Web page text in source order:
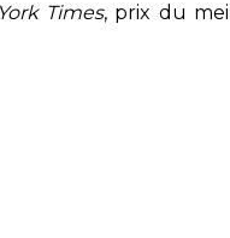
Times, prix du